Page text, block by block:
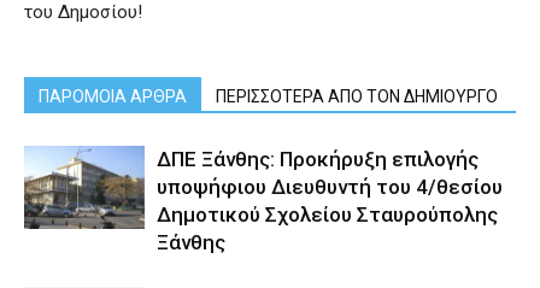
του Δημοσίου!
ΠΑΡΟΜΟΙΑ ΑΡΘΡΑ ΠΕΡΙΣΣΟΤΕΡΑ ΑΠΟ ΤΟΝ ΔΗΜΙΟΥΡΓΟ
ΔΠΕ Ξάνθης: Προκήρυξη επιλογής
υποψήφιου Διευθυντή του 4/θεσίου
Δημοτικού Σχολείου Σταυρούπολης
Ξάνθης